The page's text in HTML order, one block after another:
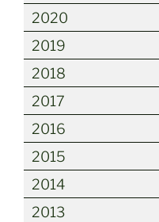
2020
2019
2018
2017
2016
2015
2014
2013